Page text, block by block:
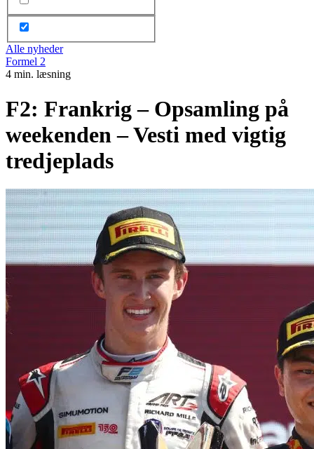
Alle nyheder
Formel 2
4 min. læsning
F2: Frankrig – Opsamling på
weekenden – Vesti med vigtig
tredjeplads